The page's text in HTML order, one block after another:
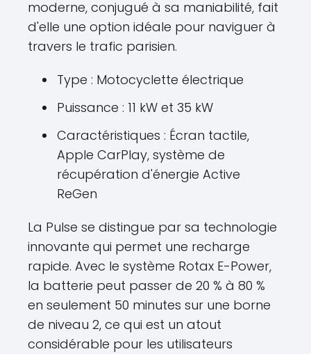
moderne, conjugué à sa maniabilité, fait
d'elle une option idéale pour naviguer à
travers le trafic parisien.
Type : Motocyclette électrique
Puissance : 11 kW et 35 kW
Caractéristiques : Écran tactile,
Apple CarPlay, système de
récupération d'énergie Active
ReGen
La Pulse se distingue par sa technologie
innovante qui permet une recharge
rapide. Avec le système Rotax E-Power,
la batterie peut passer de 20 % à 80 %
en seulement 50 minutes sur une borne
de niveau 2, ce qui est un atout
considérable pour les utilisateurs